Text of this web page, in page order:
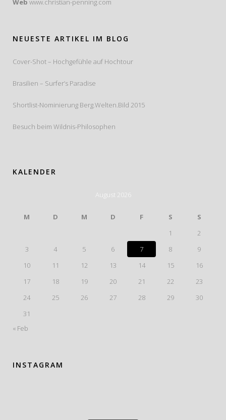
Web www.christian-penning.com
NEUESTE ARTIKEL IM BLOG
Cover-Shot – Hochgefühle auf Hochtour
Brasilien – Surfer’s Paradise
Shortlist-Nominierung Berg.Welten.Bild 2015
Besuch beim Wildnis-Philosophen
KALENDER
August 2026
M D M D F S
S
1
2
3
4 5 6 7 8
9
10
11 12 13 14 15
16
17
18 19 20 21 22
23
24
25 26 27 28 29
30
31
« Feb
INSTAGRAM